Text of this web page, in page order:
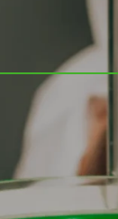
PRECIO